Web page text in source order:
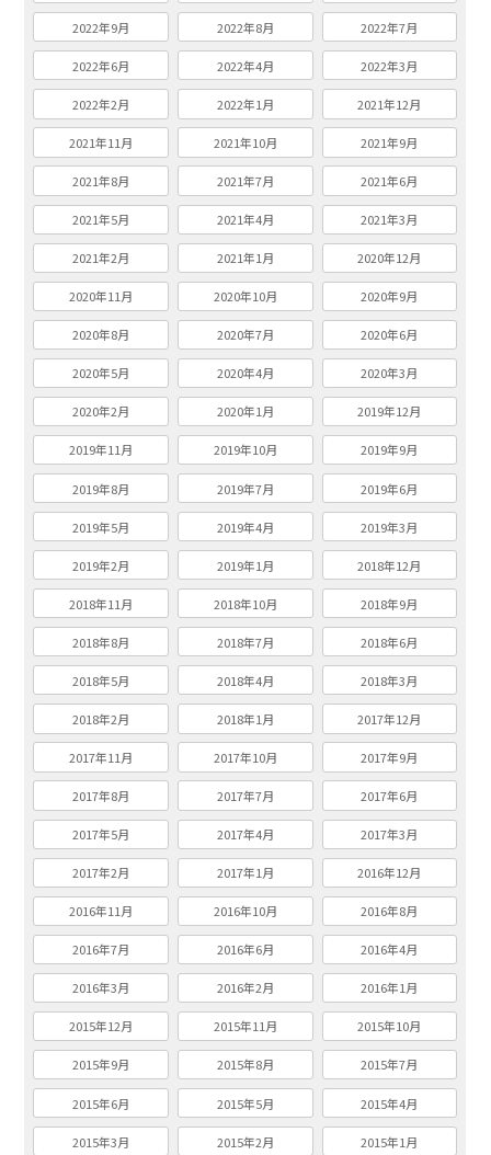
2022年9月 2022年8月 2022年7月
2022年6月 2022年4月 2022年3月
2022年2月 2022年1月 2021年12月
2021年11月 2021年10月 2021年9月
2021年8月 2021年7月 2021年6月
2021年5月 2021年4月 2021年3月
2021年2月 2021年1月 2020年12月
2020年11月 2020年10月 2020年9月
2020年8月 2020年7月 2020年6月
2020年5月 2020年4月 2020年3月
2020年2月 2020年1月 2019年12月
2019年11月 2019年10月 2019年9月
2019年8月 2019年7月 2019年6月
2019年5月 2019年4月 2019年3月
2019年2月 2019年1月 2018年12月
2018年11月 2018年10月 2018年9月
2018年8月 2018年7月 2018年6月
2018年5月 2018年4月 2018年3月
2018年2月 2018年1月 2017年12月
2017年11月 2017年10月 2017年9月
2017年8月 2017年7月 2017年6月
2017年5月 2017年4月 2017年3月
2017年2月 2017年1月 2016年12月
2016年11月 2016年10月 2016年8月
2016年7月 2016年6月 2016年4月
2016年3月 2016年2月 2016年1月
2015年12月 2015年11月 2015年10月
2015年9月 2015年8月 2015年7月
2015年6月 2015年5月 2015年4月
2015年3月 2015年2月 2015年1月